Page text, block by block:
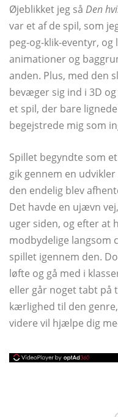
Øjeblikket jeg så Den
var et af de spil, som
peg-og-klik-eventyr,
animationer og
anden. Plus, med den
bevæger sig ind i 3D
et spil, der bare
begejstrede mig som
Spillet begyndte som
gik gennem en
den endelig blev
Det havde en ujævn
uger siden, og efter at
modbydelige langsom
spillet igennem den.
løfte og gå med i
eller går noget tabt på
kærlighed til den
videre vil hjælpe dig